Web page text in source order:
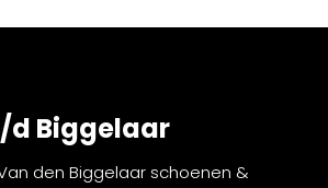
d Biggelaar
den Biggelaar schoenen &